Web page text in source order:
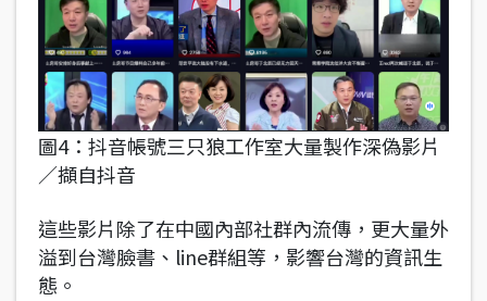
圖4：抖音帳號三只狼工作室大量製作深偽影片
／擷自抖音
這些影片除了在中國內部社群內流傳，更大量外
溢到台灣臉書、line群組等，影響台灣的資訊生
態。